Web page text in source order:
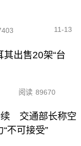
11-13
出售20架“台
阅读 89670
续 交通部长称空
不可接受”